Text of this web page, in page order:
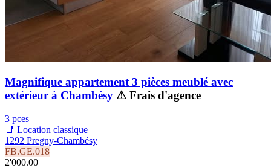
Magnifique appartement 3 pièces meublé avec
extérieur à Chambésy ⚠ Frais d'agence
3 pces
📑 Location classique
1292 Pregny-Chambésy
FB.GE.018
2'000.00